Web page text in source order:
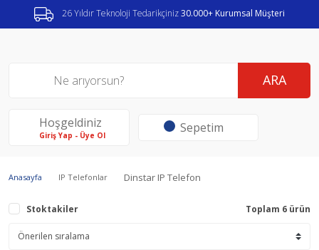
26 Yıldır Teknoloji Tedarikçiniz30.000+ Kurumsal Müşteri
ARA
Hoşgeldiniz
Giriş Yap - Üye Ol Sepetim
Anasayfa IP Telefonlar Dinstar IP Telefon
Stoktakiler Toplam 6 ürün